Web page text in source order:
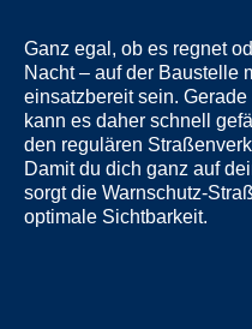
Ganz egal, ob es regnet
Nacht – auf der Baustelle
einsatzbereit sein.
kann es daher schnell
den regulären
Damit du dich ganz auf
sorgt die Warnschutz-
optimale Sichtbarkeit.